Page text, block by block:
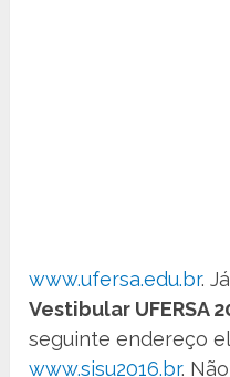
www.ufersa.edu.br.
Vestibular UFERSA
seguinte endereço
www.sisu2016.br.